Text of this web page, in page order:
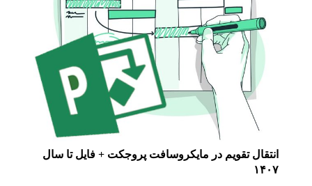
انتقال تقویم در مایکروسافت پروجکت + فایل تا سال
۱۴۰۷